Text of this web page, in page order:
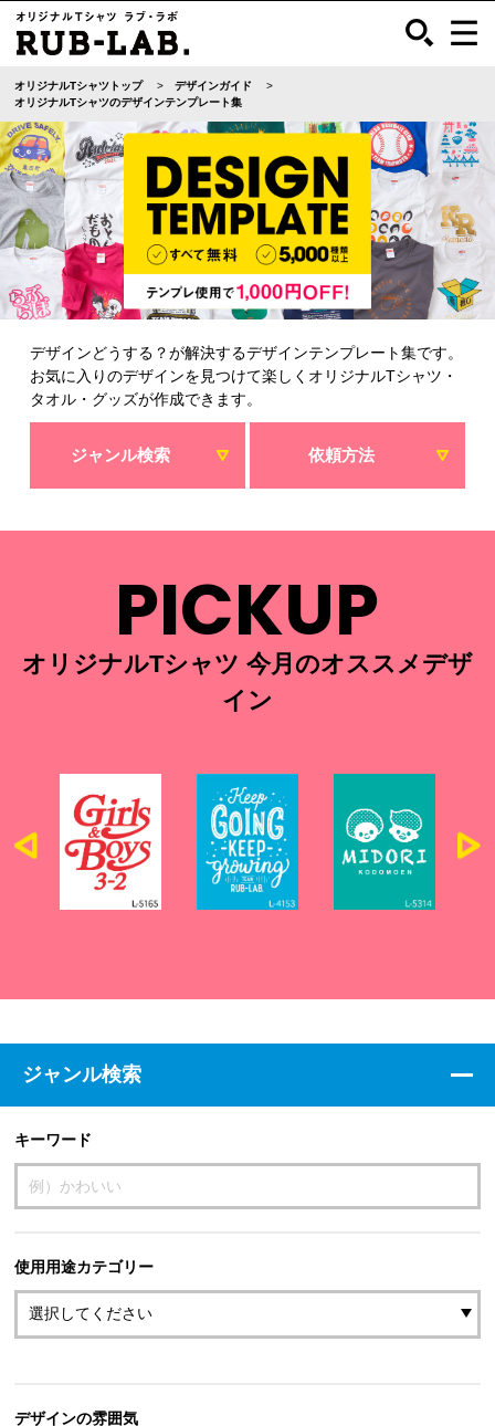
オリジナルTシャツトップ
デザインガイド
オリジナルTシャツのデザインテンプレート集
デザインどうする？が解決するデザインテンプレート集です。
お気に入りのデザインを見つけて楽しくオリジナルTシャツ・
タオル・グッズが作成できます。
ジャンル検索 依頼方法
PICKUP
オリジナルTシャツ 今月のオススメデザ
イン
ジャンル検索
キーワード
使用用途カテゴリー
デザインの雰囲気